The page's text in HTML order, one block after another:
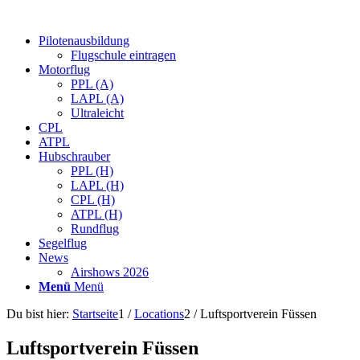
Pilotenausbildung
Flugschule eintragen
Motorflug
PPL (A)
LAPL (A)
Ultraleicht
CPL
ATPL
Hubschrauber
PPL (H)
LAPL (H)
CPL (H)
ATPL (H)
Rundflug
Segelflug
News
Airshows 2026
Menü Menü
Du bist hier: Startseite1 / Locations2 / Luftsportverein Füssen
Luftsportverein Füssen